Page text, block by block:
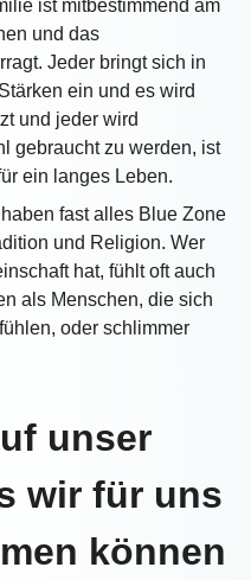
ist mitbestimmend am
und das
Jeder bringt sich in
ein und es wird
und jeder wird
gebraucht zu werden, ist
ein langes Leben.
fast alles Blue Zone
und Religion. Wer
hat, fühlt oft auch
als Menschen, die sich
oder schlimmer
unser
wir für uns
können